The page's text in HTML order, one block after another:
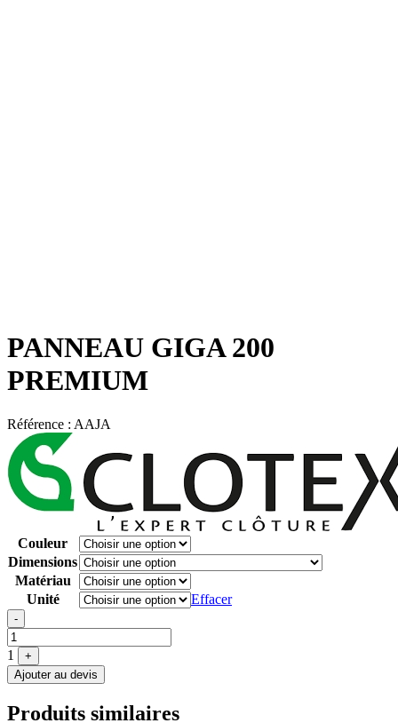
PANNEAU GIGA 200
PREMIUM
Référence : AAJA
Couleur
Dimensions
Matériau
Unité
Effacer
Quantité
-
1
+
Ajouter au devis
Produits similaires